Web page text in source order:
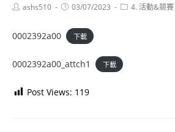
Postashs510
Post03/07/2023
Post4. 活動&競賽
0002392a00 下載
0002392a00_attch1 下載
Post Views: 119